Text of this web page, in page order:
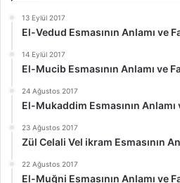
13 Eylül 2017
El-Vedud Esmasının Anlamı ve
14 Eylül 2017
El-Mucib Esmasının Anlamı ve
24 Ağustos 2017
El-Mukaddim Esmasının
23 Ağustos 2017
Zül Celali Vel ikram Esmasının
22 Ağustos 2017
El-Muğni Esmasının Anlamı ve